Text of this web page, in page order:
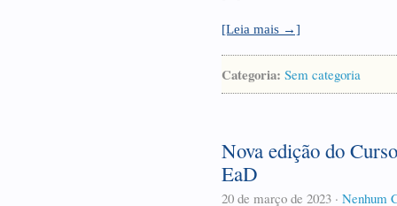
[Leia mais →]
Categoria: Sem categoria
Nova edição do
EaD
20 de março de 2023 · Nenhum